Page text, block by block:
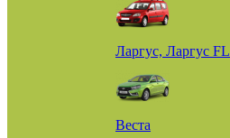
Ларгус, Ларгус FL
Веста